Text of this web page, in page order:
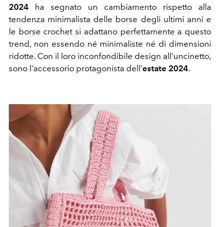
2024 ha segnato un cambiamento rispetto alla
tendenza minimalista delle borse degli ultimi anni e
le borse crochet si adattano perfettamente a questo
trend, non essendo né minimaliste né di dimensioni
ridotte. Con il loro inconfondibile design all'uncinetto,
sono l'accessorio protagonista dell'estate 2024.